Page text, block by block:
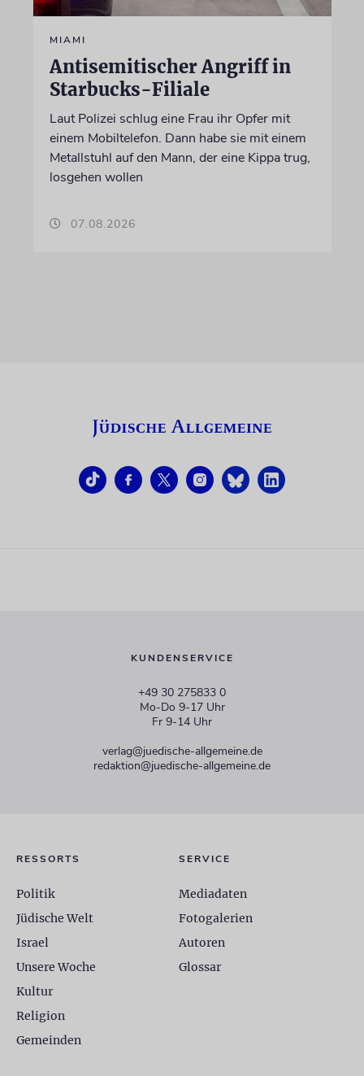
MIAMI
Antisemitischer Angriff in
Starbucks-Filiale
Laut Polizei schlug eine Frau ihr Opfer mit
einem Mobiltelefon. Dann habe sie mit einem
Metallstuhl auf den Mann, der eine Kippa trug,
losgehen wollen
07.08.2026
KUNDENSERVICE
+49 30 275833 0
Mo-Do 9-17 Uhr
Fr 9-14 Uhr
verlag@juedische-allgemeine.de
redaktion@juedische-allgemeine.de
RESSORTS
Politik
Jüdische Welt
Israel
Unsere Woche
Kultur
Religion
Gemeinden
SERVICE
Mediadaten
Fotogalerien
Autoren
Glossar